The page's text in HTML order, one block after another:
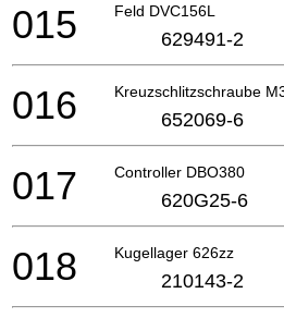
Feld DVC156L
015 629491-2
Kreuzschlitzschraube
016 652069-6
Controller DBO380
017 620G25-6
Kugellager 626zz
018 210143-2